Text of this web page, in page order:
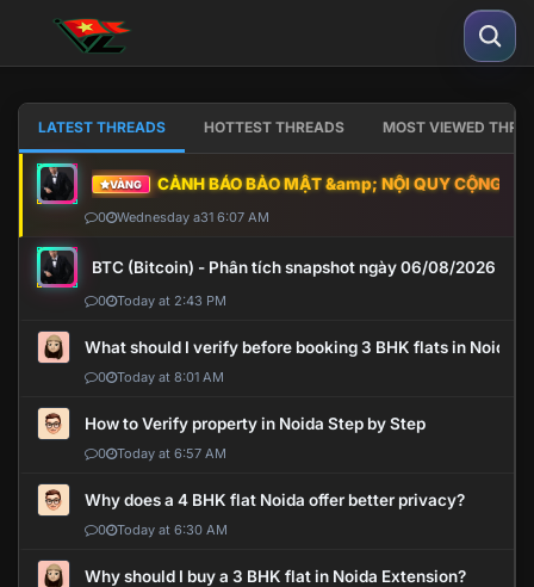
LATEST THREADS HOTTEST THREADS MOST VIEWED
VÀNG CẢNH BÁO BẢO MẬT &amp; NỘI QUY CỘNG
0 Wednesday a31 6:07 AM
BTC (Bitcoin) - Phân tích snapshot ngày 06/08/2026
0 Today at 2:43 PM
What should I verify before booking 3 BHK flats in Noida?
0 Today at 8:01 AM
How to Verify property in Noida Step by Step
0 Today at 6:57 AM
Why does a 4 BHK flat Noida offer better privacy?
0 Today at 6:30 AM
Why should I buy a 3 BHK flat in Noida Extension?